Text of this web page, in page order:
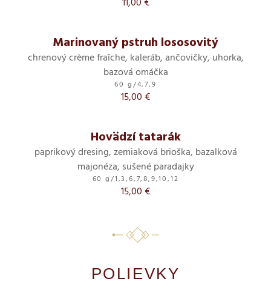
Marinovaný pstruh lososovitý
15,00 €
chrenový crème fraîche, kaleráb, ančovičky, uhorka,
bazová omáčka
60 g/4,7,9
Hovädzí tatarák
15,00 €
paprikový dresing, zemiaková brioška, bazalková
majonéza, sušené paradajky
60 g/1,3,6,7,8,9,10,12
POLIEVKY